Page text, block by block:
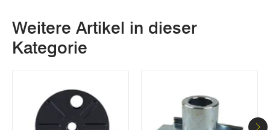
Weitere Artikel in dieser
Kategorie